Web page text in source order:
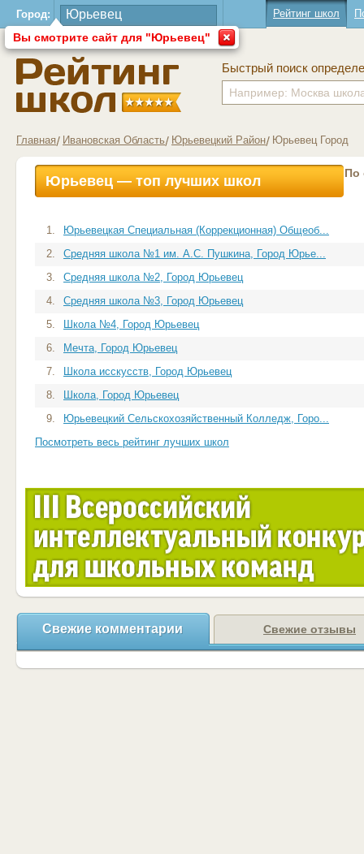
Город:
Вы смотрите сайт для "Юрьевец"
Рейтинг школ
Быстрый поиск
Главная Ивановская Область Юрьевецкий Район Юрьевец Город
Юрьевец — топ лучших школ По
1.
Юрьевецкая Специальная (Коррекционная) Общеоб...
2.
Средняя школа №1 им. А.С. Пушкина, Город Юрье...
3.
Средняя школа №2, Город Юрьевец
4.
Средняя школа №3, Город Юрьевец
5.
Школа №4, Город Юрьевец
6.
Мечта, Город Юрьевец
7.
Школа исскусств, Город Юрьевец
8.
Школа, Город Юрьевец
9.
Юрьевецкий Сельскохозяйственный Колледж, Горо...
Посмотреть весь рейтинг лучших школ
Свежие комментарии Свежие отзывы